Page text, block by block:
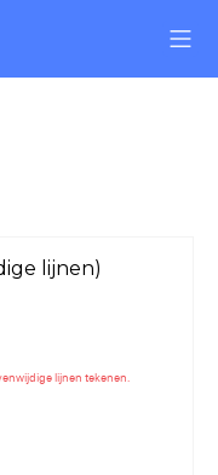
lijnen)
lijnen tekenen.